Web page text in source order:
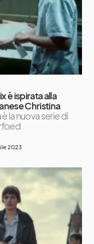
è ispirata alla
Christina
la nuova serie di
2023